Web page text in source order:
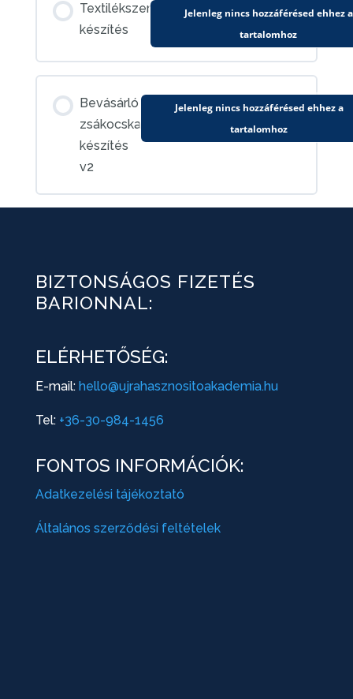
Textilékszer
készítés
Jelenleg nincs hozzáférésed ehhez a
tartalomhoz
Bevásárló
zsákocska
készítés
v2
Jelenleg nincs hozzáférésed ehhez a
tartalomhoz
BIZTONSÁGOS FIZETÉS
BARIONNAL:
ELÉRHETŐSÉG:
E-mail: hello@ujrahasznositoakademia.hu
Tel: +36-30-984-1456
FONTOS INFORMÁCIÓK:
Adatkezelési tájékoztató
Általános szerződési feltételek